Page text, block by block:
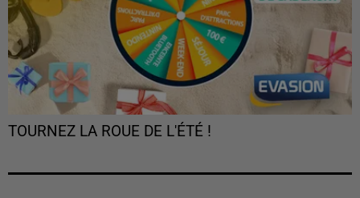
TOURNEZ LA ROUE DE L'ÉTÉ !